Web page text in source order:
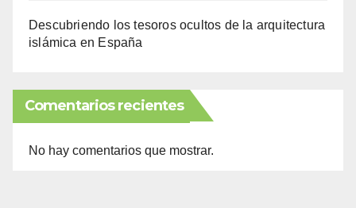
Descubriendo los tesoros ocultos de la arquitectura
islámica en España
Comentarios recientes
No hay comentarios que mostrar.